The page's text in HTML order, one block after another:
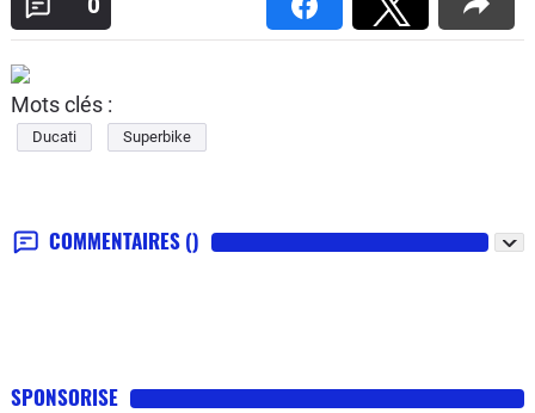
0
Mots clés :
Ducati Superbike
COMMENTAIRES ()
SPONSORISE